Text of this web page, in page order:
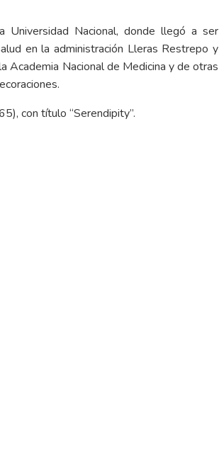
Nacional, donde llegó a ser
en la administración Lleras Restrepo y
Academia Nacional de Medicina y de otras
con título “Serendipity”.